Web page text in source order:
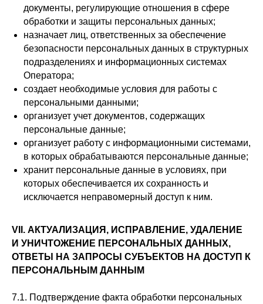
документы, регулирующие отношения в сфере
обработки и защиты персональных данных;
назначает лиц, ответственных за обеспечение
безопасности персональных данных в структурных
подразделениях и информационных системах
Оператора;
создает необходимые условия для работы с
персональными данными;
организует учет документов, содержащих
персональные данные;
организует работу с информационными системами,
в которых обрабатываются персональные данные;
хранит персональные данные в условиях, при
которых обеспечивается их сохранность и
исключается неправомерный доступ к ним.
VII. АКТУАЛИЗАЦИЯ, ИСПРАВЛЕНИЕ, УДАЛЕНИЕ
И УНИЧТОЖЕНИЕ ПЕРСОНАЛЬНЫХ ДАННЫХ,
ОТВЕТЫ НА ЗАПРОСЫ СУБЪЕКТОВ НА ДОСТУП К
ПЕРСОНАЛЬНЫМ ДАННЫМ
7.1. Подтверждение факта обработки персональных
Разработка сайта:
ИП Гарчу Никита Владимирович
ОГРН 323774600485061
Юридический адрес - 127486,
Сусанина, д 6, корп 4, кв 42